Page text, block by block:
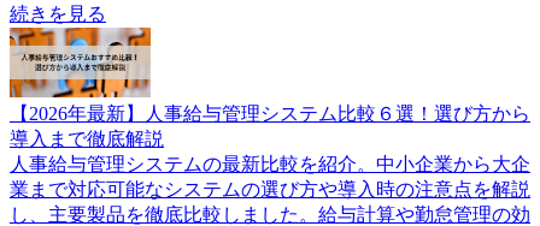
続きを見る
【2026年最新】人事給与管理システム比較６選！選び方から
導入まで徹底解説
人事給与管理システムの最新比較を紹介。中小企業から大企
業まで対応可能なシステムの選び方や導入時の注意点を解説
し、主要製品を徹底比較しました。給与計算や勤怠管理の効